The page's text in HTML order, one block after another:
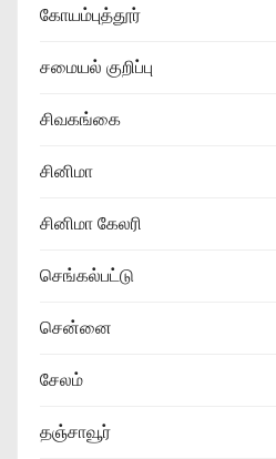
கோயம்புத்தூர்
சமையல் குறிப்பு
சிவகங்கை
சினிமா
சினிமா கேலரி
செங்கல்பட்டு
சென்னை
சேலம்
தஞ்சாவூர்